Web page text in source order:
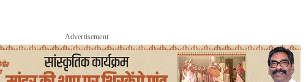
Advertisement